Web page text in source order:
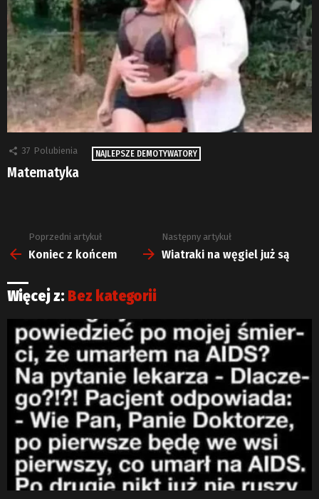
37 Polubienia NAJLEPSZE DEMOTYWATORY
Matematyka
Zobacz
więcej
Poprzedni artykuł
Koniec z końcem
Następny artykuł
Wiatraki na węgiel już są
Więcej z: Bez kategorii